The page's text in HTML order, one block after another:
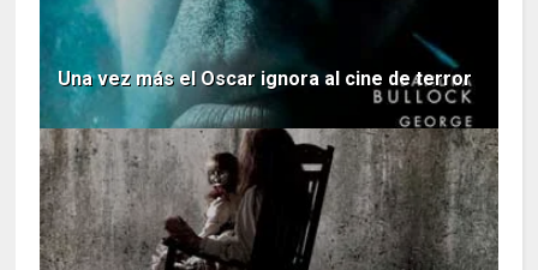
Una vez más el Oscar ignora al cine de terror